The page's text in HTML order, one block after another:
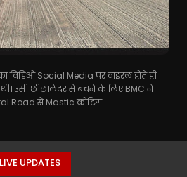
विडिओ Social Media पर वाइरल होते ही
उसी छीछालेदर से बचने के लिए BMC ने
Road से Mastic कोटिंग...
LIVE UPDATES